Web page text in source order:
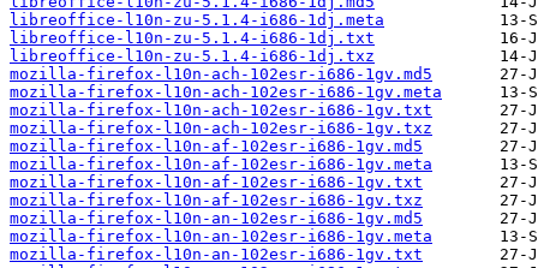
libreoffice-l10n-zu-5.1.4-i686-1dj.meta
libreoffice-l10n-zu-5.1.4-i686-1dj.txt
libreoffice-l10n-zu-5.1.4-i686-1dj.txz
mozilla-firefox-l10n-ach-102esr-i686-1gv.md5
mozilla-firefox-l10n-ach-102esr-i686-1gv.meta
mozilla-firefox-l10n-ach-102esr-i686-1gv.txt
mozilla-firefox-l10n-ach-102esr-i686-1gv.txz
mozilla-firefox-l10n-af-102esr-i686-1gv.md5
mozilla-firefox-l10n-af-102esr-i686-1gv.meta
mozilla-firefox-l10n-af-102esr-i686-1gv.txt
mozilla-firefox-l10n-af-102esr-i686-1gv.txz
mozilla-firefox-l10n-an-102esr-i686-1gv.md5
mozilla-firefox-l10n-an-102esr-i686-1gv.meta
mozilla-firefox-l10n-an-102esr-i686-1gv.txt